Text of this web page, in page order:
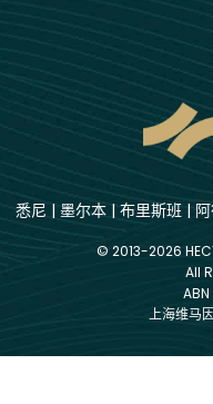
悉尼 | 墨尔本 | 布里斯班 |
© 2013-2026
All
上海维马